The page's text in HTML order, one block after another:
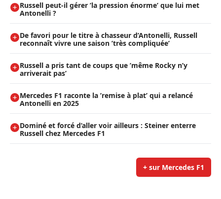
Russell peut-il gérer ’la pression énorme’ que lui met
Antonelli ?
De favori pour le titre à chasseur d’Antonelli, Russell
reconnaît vivre une saison ’très compliquée’
Russell a pris tant de coups que ’même Rocky n’y
arriverait pas’
Mercedes F1 raconte la ’remise à plat’ qui a relancé
Antonelli en 2025
Dominé et forcé d’aller voir ailleurs : Steiner enterre
Russell chez Mercedes F1
+ sur Mercedes F1